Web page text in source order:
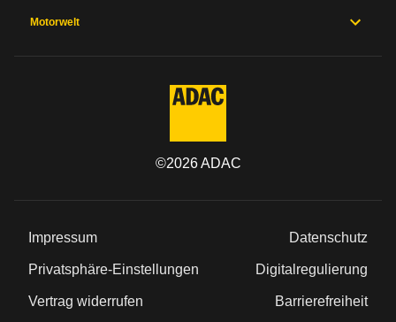
Motorwelt
©2026ADAC
Impressum Datenschutz
Privatsphäre-Einstellungen Digitalregulierung
Vertrag widerrufen Barrierefreiheit